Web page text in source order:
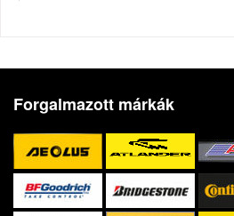
Forgalmazott márkák